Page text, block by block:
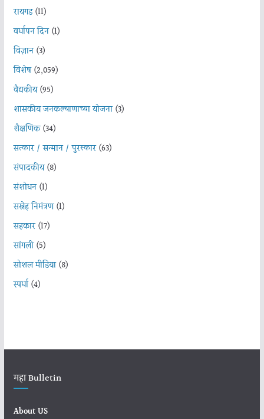
रायगड(11)
वर्धापन दिन(1)
विज्ञान(3)
विशेष(2,059)
वैद्यकीय(95)
शासकीय जनकल्याणाच्या योजना(3)
शैक्षणिक(34)
सत्कार / सन्मान / पुरस्कार(63)
संपादकीय(8)
संशोधन(1)
सस्नेह निमंत्रण(1)
सहकार(17)
सांगली(5)
सोशल मीडिया(8)
स्पर्धा(4)
महा Bulletin
About US